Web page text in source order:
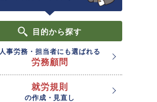
目的から探す
人事労務・担当者にも選ばれる
労務顧問
就労規則
の作成・見直し